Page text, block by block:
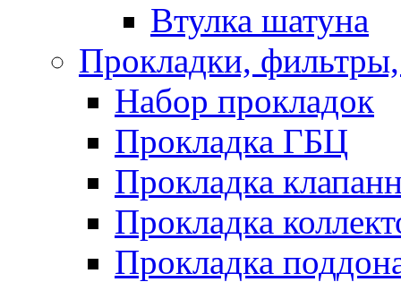
Втулка шатуна
Прокладки,
Набор прокладок
Прокладка ГБЦ
Прокладка
Прокладка
Прокладка